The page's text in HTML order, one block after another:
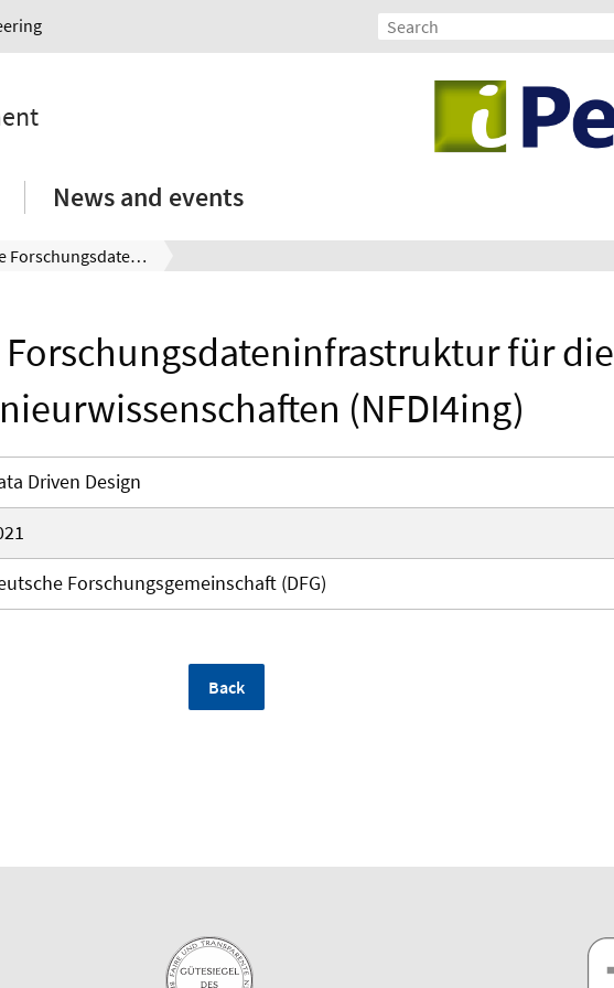
News and events
Nationale Forschungsdateninfrastruktur für die Ingenieurwissenschaften (NFDI4ing)
für die
(NFDI4ing)
Driven Design
Forschungsgemeinschaft (DFG)
Back